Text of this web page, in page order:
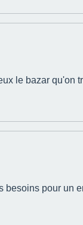
le bazar qu'on
pour un